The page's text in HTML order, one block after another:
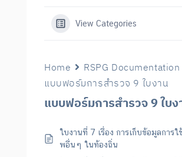
View Categories
Home
RSPG Documentation
แบบฟอร์มการสำรวจ 9 ใบงาน
แบบฟอร์มการสำรวจ 9 ใบง
ใบงานที่ 7 เรื่อง การเก็บข้อมูลการใ
พอื่นๆ ในท้องถิ่น